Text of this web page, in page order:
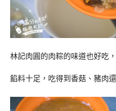
林記肉圓的肉粽的味道也好吃
餡料十足，吃得到香菇、豬肉